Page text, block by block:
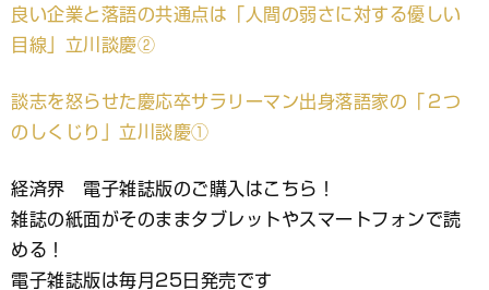
良い企業と落語の共通点は「人間の弱さに対する優しい
目線」立川談慶②
談志を怒らせた慶応卒サラリーマン出身落語家の「２つ
のしくじり」立川談慶①
経済界 電子雑誌版のご購入はこちら！
雑誌の紙面がそのままタブレットやスマートフォンで読
める！
電子雑誌版は毎月25日発売です